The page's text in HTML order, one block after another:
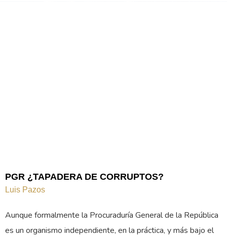
PGR ¿TAPADERA DE CORRUPTOS?
Luis Pazos
Aunque formalmente la Procuraduría General de la República
es un organismo independiente, en la práctica, y más bajo el